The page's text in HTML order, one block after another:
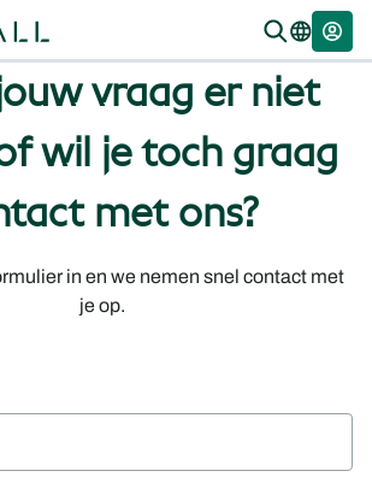
vraag er niet
wil je toch graag
met ons?
in en we nemen snel contact met
je op.